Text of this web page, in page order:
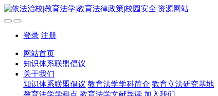
登录 注册
网站首页
知识体系联盟倡议
关于我们
知识体系联盟倡议 教育法学学科简介 教育立法研究基地
教育法学学科点 教育法学文献导读 加入我们